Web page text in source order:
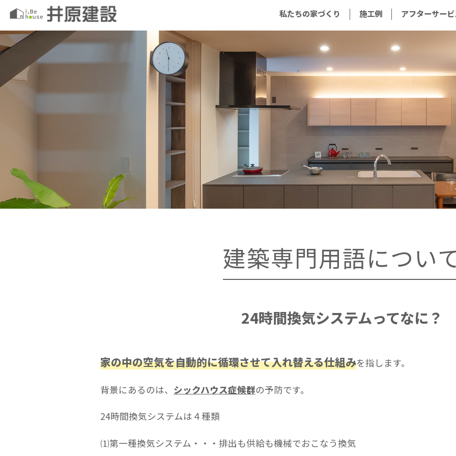
このページの本文へ
私たちの家づくり 施工例 アフターサー
建築専門用語につい
24時間換気システムってなに？
家の中の空気を自動的に循環させて入れ替える仕組みを指します。
背景にあるのは、 シックハウス症候群の予防です。
24時間換気システムは４種類
⑴第一種換気システム・・・排出も供給も機械でおこなう換気